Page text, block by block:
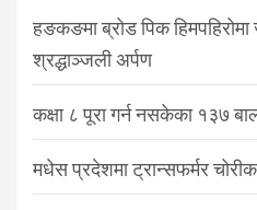
हङकङमा ब्रोड पिक
श्रद्धाञ्जली अर्पण
कक्षा ८ पूरा गर्न नसकेका १३७
मधेस प्रदेशमा ट्रान्सफर्मर